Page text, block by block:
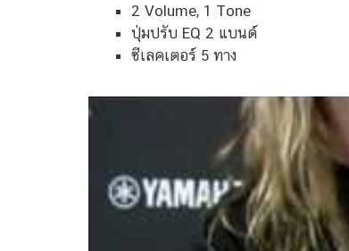
2 Volume, 1 Tone
ปุ่มปรับ EQ 2 แบนด์
ซีเลคเตอร์ 5 ทาง